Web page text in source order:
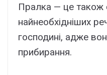
Пралка — це також
найнеобхідніших
господині, адже
прибирання.